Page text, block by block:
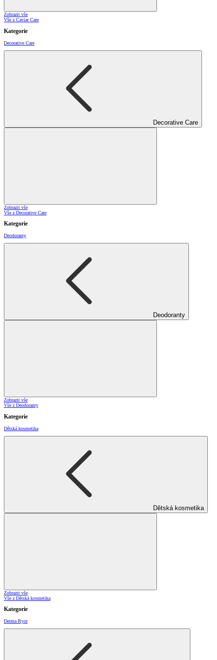
Zobrazit vše
Vše z Caviar Care
Kategorie
Decorative Care
Decorative Care
Zobrazit vše
Vše z Decorative Care
Kategorie
Deodoranty
Deodoranty
Zobrazit vše
Vše z Deodoranty
Kategorie
Dětská kosmetika
Dětská kosmetika
Zobrazit vše
Vše z Dětská kosmetika
Kategorie
Derma Ryor